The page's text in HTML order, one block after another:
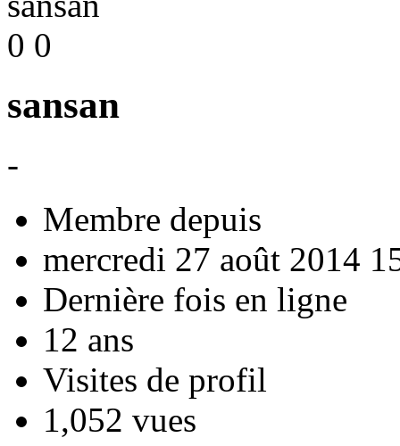
0 0
sansan
-
Membre depuis
mercredi 27 août 2014
Dernière fois en ligne
12 ans
Visites de profil
1,052 vues